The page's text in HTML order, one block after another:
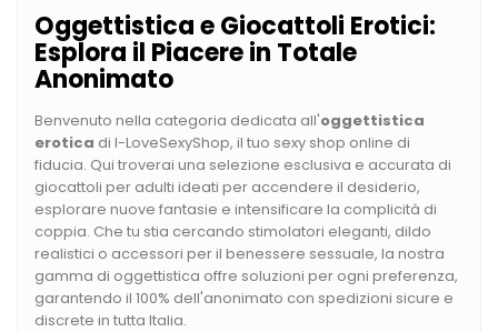
Oggettistica e Giocattoli Erotici:
Esplora il Piacere in Totale
Anonimato
Benvenuto nella categoria dedicata all'oggettistica
erotica di I-LoveSexyShop, il tuo sexy shop online di
fiducia. Qui troverai una selezione esclusiva e accurata di
giocattoli per adulti ideati per accendere il desiderio,
esplorare nuove fantasie e intensificare la complicità di
coppia. Che tu stia cercando stimolatori eleganti, dildo
realistici o accessori per il benessere sessuale, la nostra
gamma di oggettistica offre soluzioni per ogni preferenza,
garantendo il 100% dell'anonimato con spedizioni sicure e
discrete in tutta Italia.